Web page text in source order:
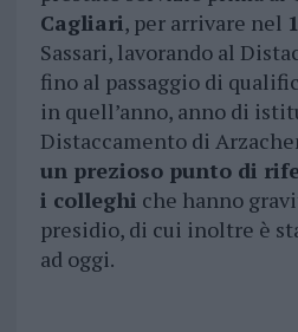
Cagliari, per arrivare nel
Sassari, lavorando al
fino al passaggio di
in quell’anno, anno di
Distaccamento di
un prezioso punto di
i colleghi che hanno
presidio, di cui inoltre è
ad oggi.